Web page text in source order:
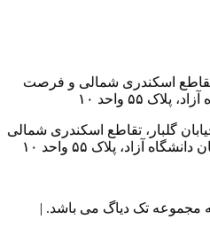
تقاطع اسکندری شمالی و فرصت
۵۵ واحد ۱۰
خیابان گلبار، تقاطع اسکندری شمالی
آزاد، پلاک ۵۵ واحد ۱۰
مجموعه تک دیاگ می باشد. |